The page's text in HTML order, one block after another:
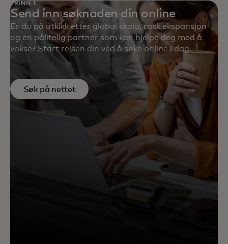
TRINN 1
Send inn søknaden din online
Er du på utkikk etter global skala, rask ekspansjon
og en pålitelig partner som kan hjelpe deg med å
vokse? Start reisen din ved å søke online i dag.
Søk på nettet